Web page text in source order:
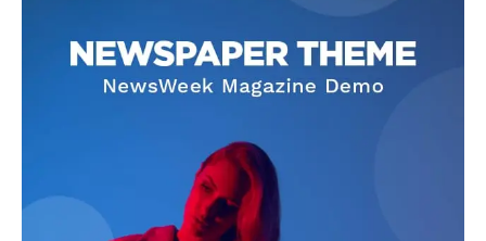
DOWNLOAD NOW
AIN NEWS 1
Contact Us